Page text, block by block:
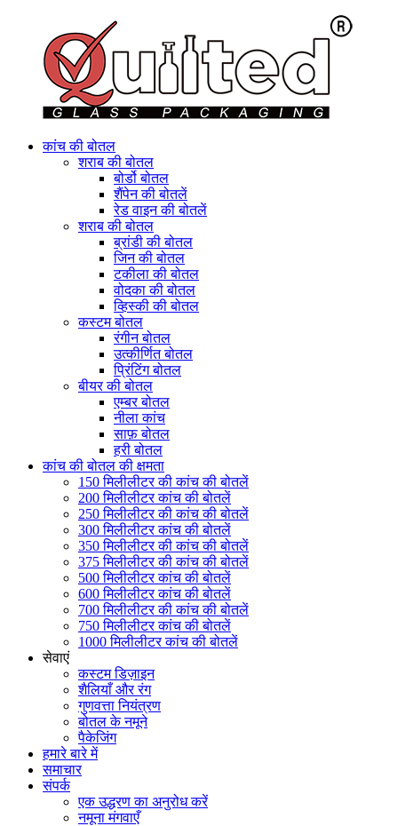
कांच की बोतल
शराब की बोतल
बोर्डो बोतल
शैंपेन की बोतलें
रेड वाइन की बोतलें
शराब की बोतल
ब्रांडी की बोतल
जिन की बोतल
टकीला की बोतल
वोदका की बोतल
व्हिस्की की बोतल
कस्टम बोतल
रंगीन बोतल
उत्कीर्णित बोतल
प्रिंटिंग बोतल
बीयर की बोतल
एम्बर बोतल
नीला कांच
साफ़ बोतल
हरी बोतल
कांच की बोतल की क्षमता
150 मिलीलीटर की कांच की बोतलें
200 मिलीलीटर कांच की बोतलें
250 मिलीलीटर की कांच की बोतलें
300 मिलीलीटर कांच की बोतलें
350 मिलीलीटर की कांच की बोतलें
375 मिलीलीटर की कांच की बोतलें
500 मिलीलीटर कांच की बोतलें
600 मिलीलीटर कांच की बोतलें
700 मिलीलीटर की कांच की बोतलें
750 मिलीलीटर कांच की बोतलें
1000 मिलीलीटर कांच की बोतलें
सेवाएं
कस्टम डिज़ाइन
शैलियाँ और रंग
गुणवत्ता नियंत्रण
बोतल के नमूने
पैकेजिंग
हमारे बारे में
समाचार
संपर्क
एक उद्धरण का अनुरोध करें
नमूना मंगवाएँ